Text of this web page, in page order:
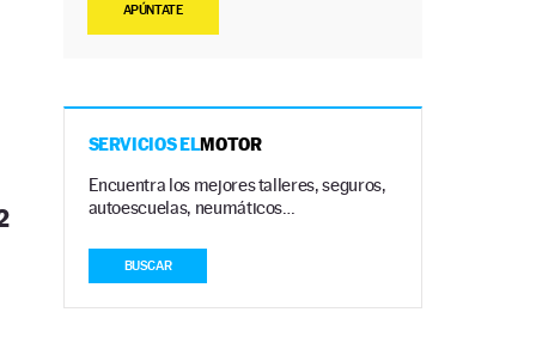
APÚNTATE
SERVICIOS ELMOTOR
Encuentra los mejores talleres, seguros,
autoescuelas, neumáticos…
BUSCAR